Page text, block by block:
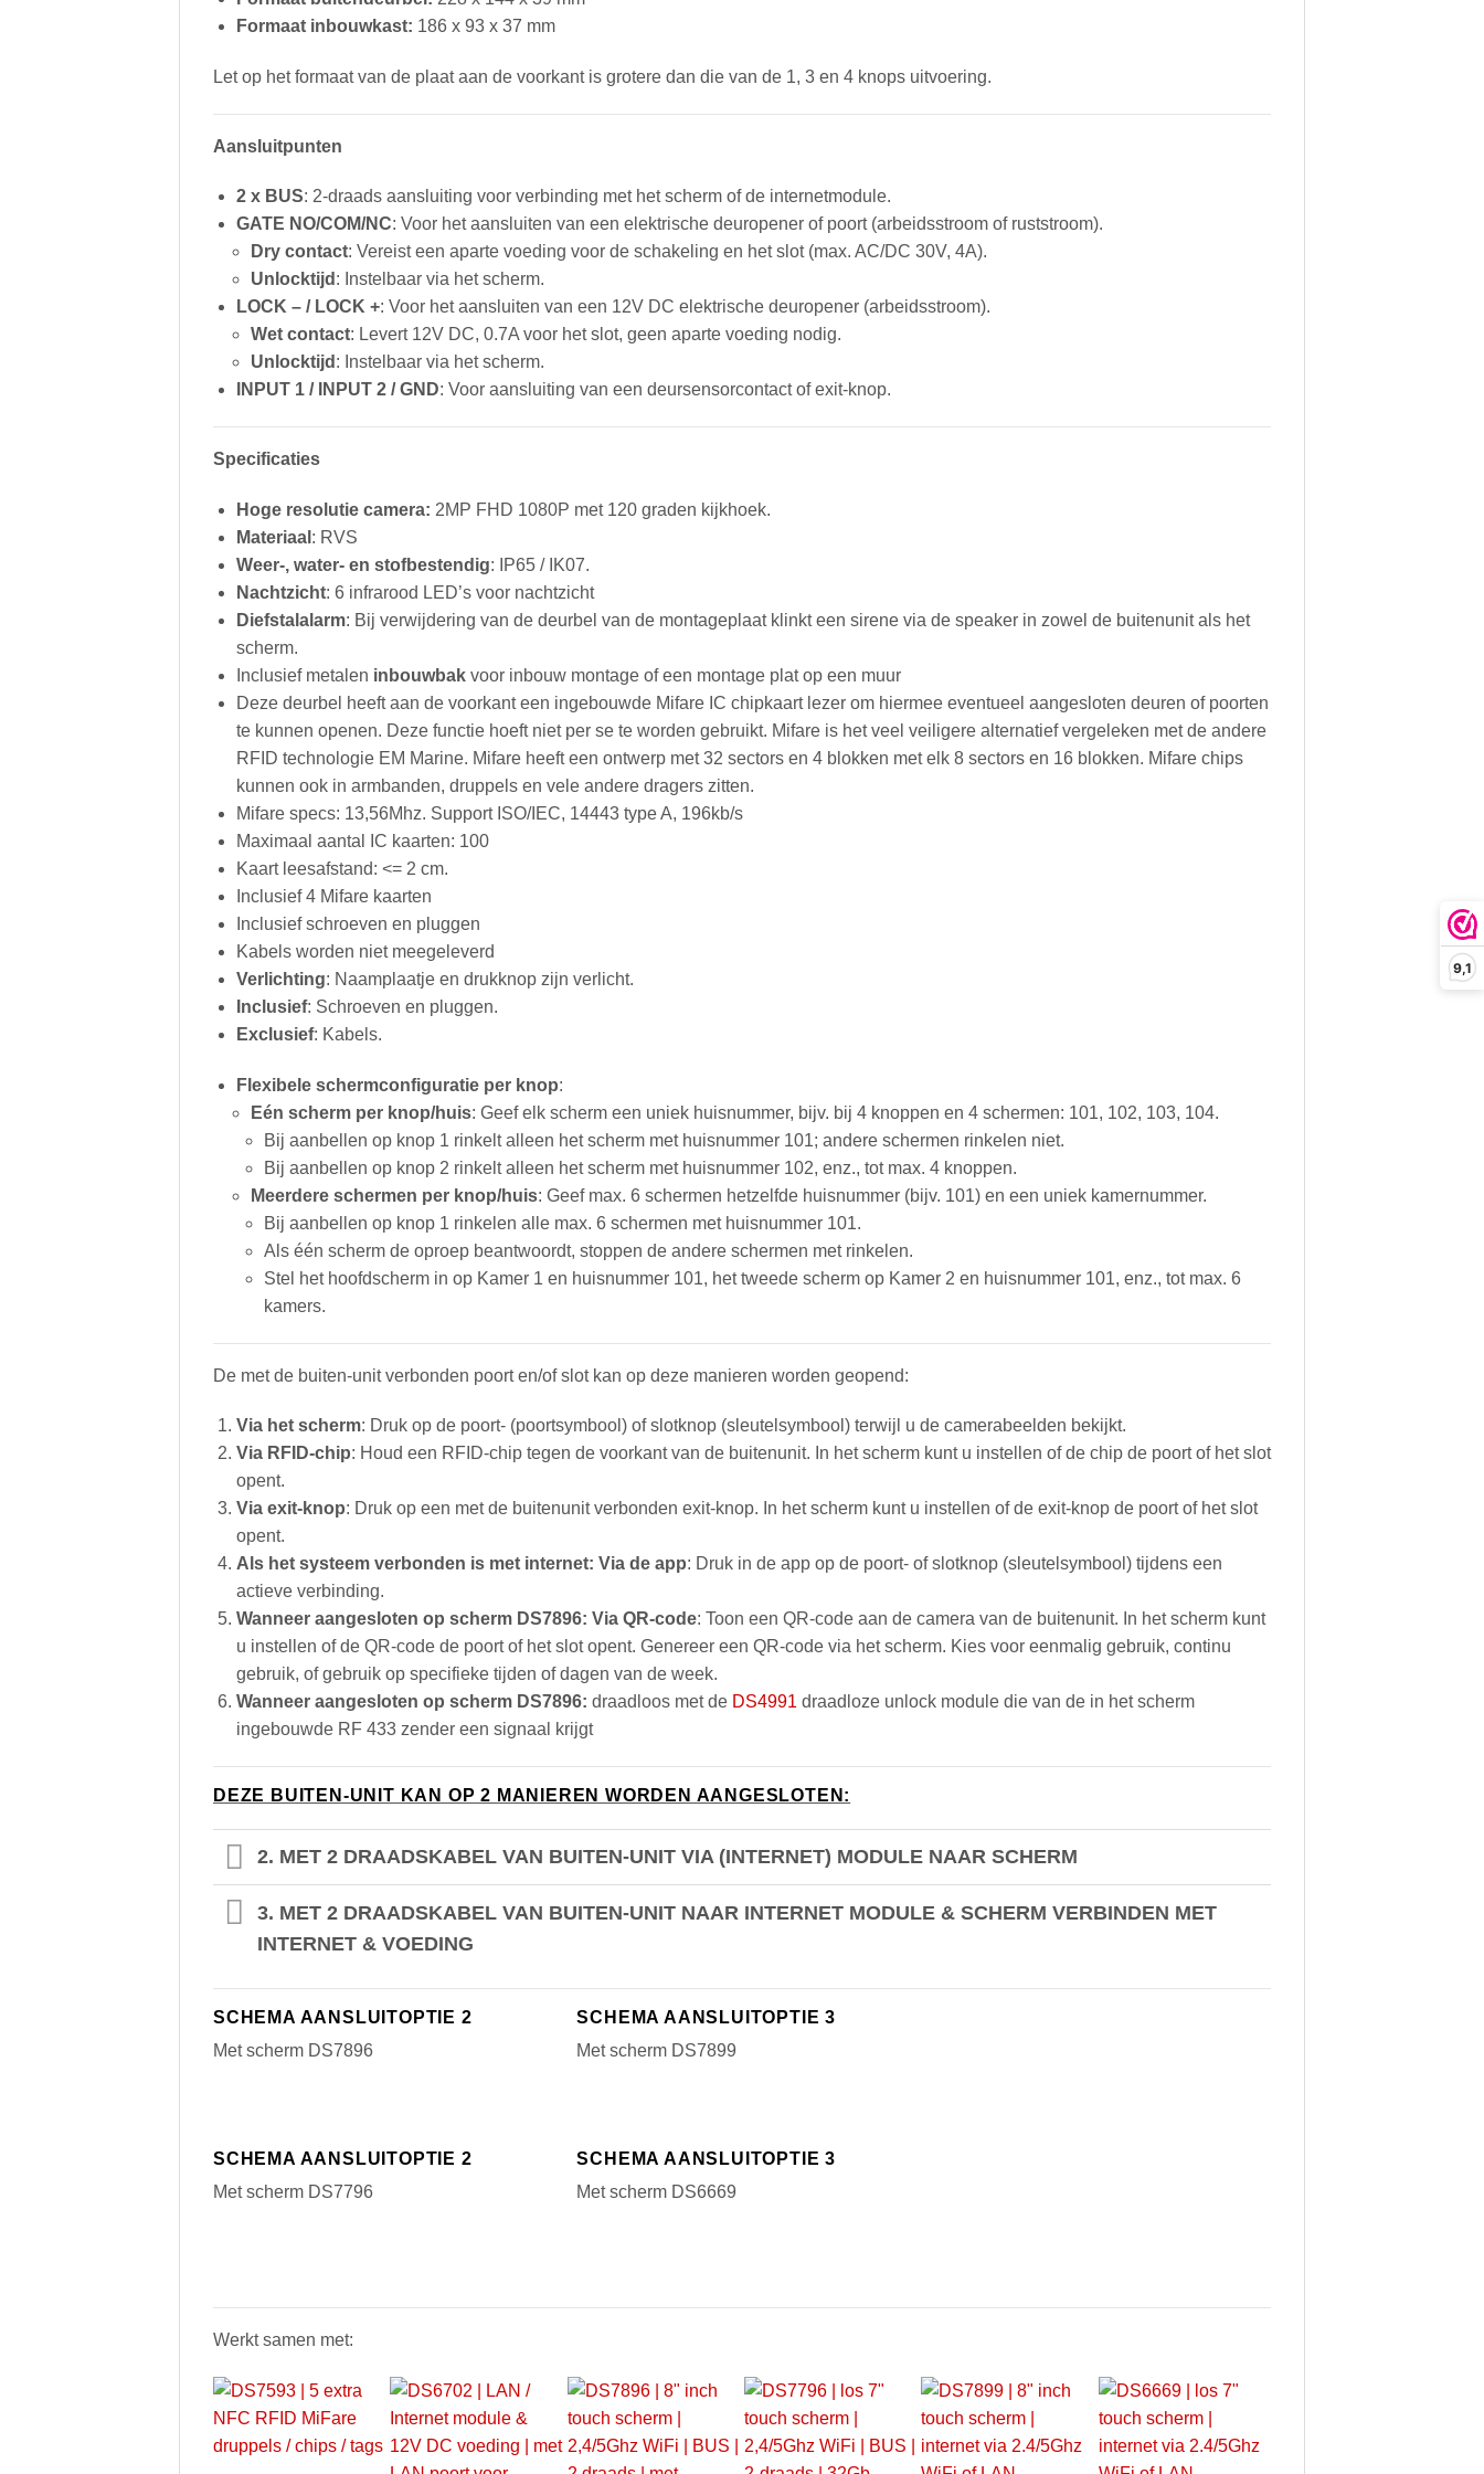
9,1
aantal
Formaat inbouwkast: 186 x 93 x 37 mm
Let op het formaat van de plaat aan de voorkant is grotere dan die van de 1, 3 en 4 knops uitvoering.
Aansluitpunten
2 x BUS: 2-draads aansluiting voor verbinding met het scherm of de internetmodule.
GATE NO/COM/NC: Voor het aansluiten van een elektrische deuropener of poort (arbeidsstroom of ruststroom).
Dry contact: Vereist een aparte voeding voor de schakeling en het slot (max. AC/DC 30V, 4A).
Unlocktijd : Instelbaar via het scherm.
LOCK – / LOCK +: Voor het aansluiten van een 12V DC elektrische deuropener (arbeidsstroom).
Wet contact: Levert 12V DC, 0.7A voor het slot, geen aparte voeding nodig.
Unlocktijd : Instelbaar via het scherm.
INPUT 1 / INPUT 2 / GND: Voor aansluiting van een deursensorcontact of exit-knop.
Specificaties
Hoge resolutie camera: 2MP FHD 1080P met 120 graden kijkhoek.
Materiaal : RVS
Weer-, water- en stofbestendig: IP65 / IK07.
Nachtzicht: 6 infrarood LED’s voor nachtzicht
Diefstalalarm: Bij verwijdering van de deurbel van de montageplaat klinkt een sirene via de speaker in zowel de buitenunit als het
scherm.
Inclusief metalen inbouwbakvoor inbouw montage of een montage plat op een muur
Deze deurbel heeft aan de voorkant een ingebouwde Mifare IC chipkaart lezer om hiermee eventueel aangesloten deuren of poorten
te kunnen openen. Deze functie hoeft niet per se te worden gebruikt. Mifare is het veel veiligere alternatief vergeleken met de andere
RFID technologie EM Marine. Mifare heeft een ontwerp met 32 sectors en 4 blokken met elk 8 sectors en 16 blokken. Mifare chips
kunnen ook in armbanden, druppels en vele andere dragers zitten.
Mifare specs: 13,56Mhz. Support ISO/IEC, 14443 type A, 196kb/s
Maximaal aantal IC kaarten: 100
Kaart leesafstand: <= 2 cm.
Inclusief 4 Mifare kaarten
Inclusief schroeven en pluggen
Kabels worden niet meegeleverd
Verlichting: Naamplaatje en drukknop zijn verlicht.
Inclusief: Schroeven en pluggen.
Exclusief: Kabels.
Flexibele schermconfiguratie per knop:
Eén scherm per knop/huis: Geef elk scherm een uniek huisnummer, bijv. bij 4 knoppen en 4 schermen: 101, 102, 103, 104.
Bij aanbellen op knop 1 rinkelt alleen het scherm met huisnummer 101; andere schermen rinkelen niet.
Bij aanbellen op knop 2 rinkelt alleen het scherm met huisnummer 102, enz., tot max. 4 knoppen.
Meerdere schermen per knop/huis: Geef max. 6 schermen hetzelfde huisnummer (bijv. 101) en een uniek kamernummer.
Bij aanbellen op knop 1 rinkelen alle max. 6 schermen met huisnummer 101.
Als één scherm de oproep beantwoordt, stoppen de andere schermen met rinkelen.
Stel het hoofdscherm in op Kamer 1 en huisnummer 101, het tweede scherm op Kamer 2 en huisnummer 101, enz., tot max. 6
kamers.
De met de buiten-unit verbonden poort en/of slot kan op deze manieren worden geopend:
Via het scherm: Druk op de poort- (poortsymbool) of slotknop (sleutelsymbool) terwijl u de camerabeelden bekijkt.
Via RFID-chip: Houd een RFID-chip tegen de voorkant van de buitenunit. In het scherm kunt u instellen of de chip de poort of het slot
opent.
Via exit-knop: Druk op een met de buitenunit verbonden exit-knop. In het scherm kunt u instellen of de exit-knop de poort of het slot
opent.
Als het systeem verbonden is met internet: Via de app: Druk in de app op de poort- of slotknop (sleutelsymbool) tijdens een
actieve verbinding.
Wanneer aangesloten op scherm DS7896: Via QR-code: Toon een QR-code aan de camera van de buitenunit. In het scherm kunt
u instellen of de QR-code de poort of het slot opent. Genereer een QR-code via het scherm. Kies voor eenmalig gebruik, continu
gebruik, of gebruik op specifieke tijden of dagen van de week.
Wanneer aangesloten op scherm DS7896: draadloos met de DS4991 draadloze unlock module die van de in het scherm
ingebouwde RF 433 zender een signaal krijgt
DEZE BUITEN-UNIT KAN OP 2 MANIEREN WORDEN AANGESLOTEN:
2. MET 2 DRAADSKABEL VAN BUITEN-UNIT VIA (INTERNET) MODULE NAAR SCHERM
3. MET 2 DRAADSKABEL VAN BUITEN-UNIT NAAR INTERNET MODULE & SCHERM VERBINDEN MET
INTERNET & VOEDING
SCHEMA AANSLUITOPTIE 2
Met scherm DS7896
SCHEMA AANSLUITOPTIE 3
Met scherm DS7899
SCHEMA AANSLUITOPTIE 2
Met scherm DS7796
SCHEMA AANSLUITOPTIE 3
Met scherm DS6669
Werkt samen met: